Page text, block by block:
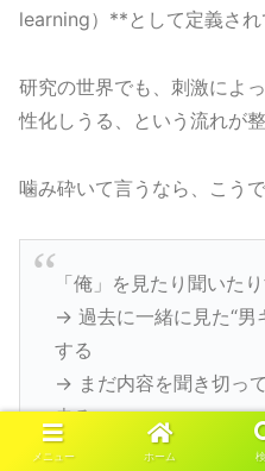
learning）**として定義され
研究の世界でも、刺激によ
性化しうる、という流れが
噛み砕いて言うなら、こうで
「俺」を見たり聞いた
→ 過去に一緒に見た“男
する
→ まだ内容を聞き切っ
走る
メニュー ホーム